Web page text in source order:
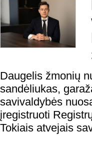
Daugelis žmonių
sandėliukas,
savivaldybės
įregistruoti
Tokiais atvejais